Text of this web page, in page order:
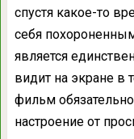
спустя какое-то
себя
является
видит на экране в
фильм
настроение от